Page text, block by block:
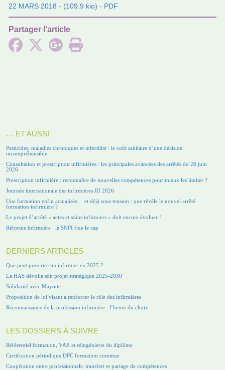
22 MARS 2018 - (109.9 kio) - PDF
Partager l'article
… ET AUSSI
Pesticides, maladies chroniques et infertilité : le coût sanitaire d’une décision
incompréhensible
Consultation et prescription infirmières : les principales avancées des arrêtés du 26 juin
2026
Prescription infirmière : reconnaître de nouvelles compétences pour mieux les limiter ?
Journée internationale des infirmières JII 2026
Une formation enfin actualisée… et déjà sous tension : que révèle le nouvel arrêté
formation infirmière ?
Le projet d’arrêté « actes et soins infirmiers » doit encore évoluer !
Réforme infirmière : le SNPI fixe le cap
DERNIERS ARTICLES
Que peut prescrire un infirmier en 2025 ?
La HAS dévoile son projet stratégique 2025-2030
Solidarité avec Mayotte
Proposition de loi visant à renforcer le rôle des infirmières
Reconnaissance de la profession infirmière : l’heure du choix
LES DOSSIERS À SUIVRE
Référentiel formation, VAE et réingénierie du diplôme
Certification périodique DPC formation continue
Coopération entre professionnels, transfert et partage de compétences